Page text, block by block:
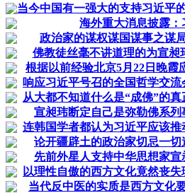
当今中国有一强大的支持习近平
海外重大消息披露
政治家的谋权谋国谋事之谋
佛教徒丝毫不讲道理的为宣昶
根据以前经验北京5月22日晚霞
响应习近平号召的全国哲学交
从大都不知道什么是“成佛”的
宣昶玮断定自己是弥勒佛系
连韩国学者都认为习近平应该
论开疆辟土的政治家切忌一
先前外星人支持中华思想家
以理性自傲的西方文化竟然丧
当代反中医的实质是西方文化